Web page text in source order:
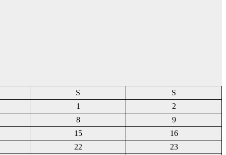
S
S
1
2
8
9
15
16
22
23